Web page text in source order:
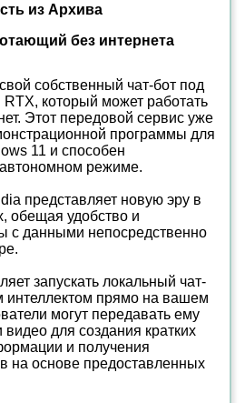
из Архива
без интернета
собственный чат-бот под
который может работать
Этот передовой сервис уже
программы для
11 и способен
режиме.
представляет новую эру в
обещая удобство и
с данными непосредственно
запускать локальный чат-
интеллектом прямо на вашем
могут передавать ему
для создания кратких
и получения
на основе предоставленных